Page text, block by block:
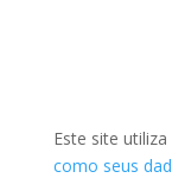
Este site
como seus